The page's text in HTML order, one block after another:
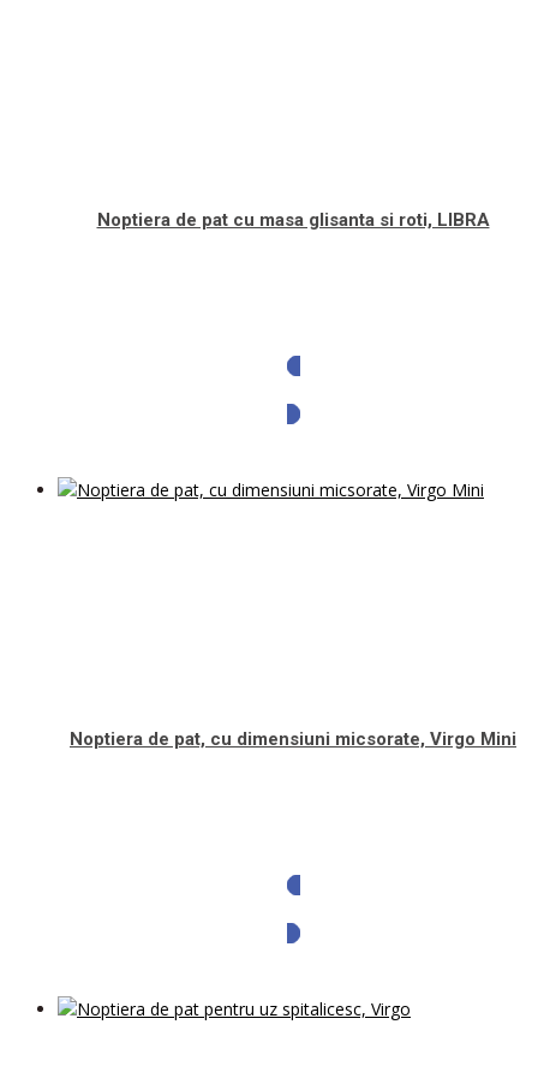
Noptiera de pat cu masa glisanta si roti, LIBRA
Noptiera de pat, cu dimensiuni micsorate, Virgo Mini